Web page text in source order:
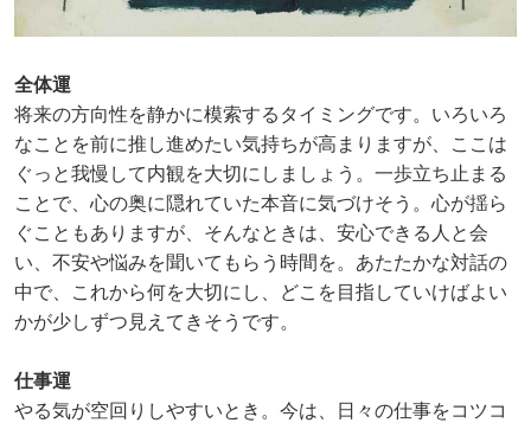
全体運
将来の方向性を静かに模索するタイミングです。いろいろ
なことを前に推し進めたい気持ちが高まりますが、ここは
ぐっと我慢して内観を大切にしましょう。一歩立ち止まる
ことで、心の奥に隠れていた本音に気づけそう。心が揺ら
ぐこともありますが、そんなときは、安心できる人と会
い、不安や悩みを聞いてもらう時間を。あたたかな対話の
中で、これから何を大切にし、どこを目指していけばよい
かが少しずつ見えてきそうです。
仕事運
やる気が空回りしやすいとき。今は、日々の仕事をコツコ